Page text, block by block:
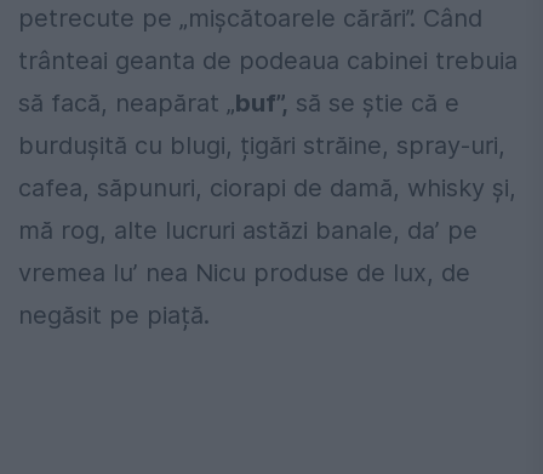
petrecute pe „mișcătoarele cărări”. Când
trânteai geanta de podeaua cabinei trebuia
să facă, neapărat „buf”, să se știe că e
burdușită cu blugi, țigări străine, spray-uri,
cafea, săpunuri, ciorapi de damă, whisky și,
mă rog, alte lucruri astăzi banale, da’ pe
vremea lu’ nea Nicu produse de lux, de
negăsit pe piață.